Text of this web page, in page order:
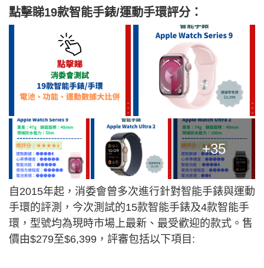
點擊睇19款智能手錶/運動手環評分：
+35
自2015年起，消委會曾多次進行針對智能手錶與運動
手環的評測，今次測試的15款智能手錶及4款智能手
環，型號均為現時市場上最新、最受歡迎的款式。售
價由$279至$6,399，評審包括以下項目: